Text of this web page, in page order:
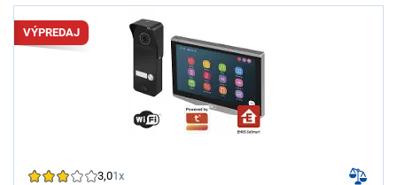
VÝPREDAJ
3,01x